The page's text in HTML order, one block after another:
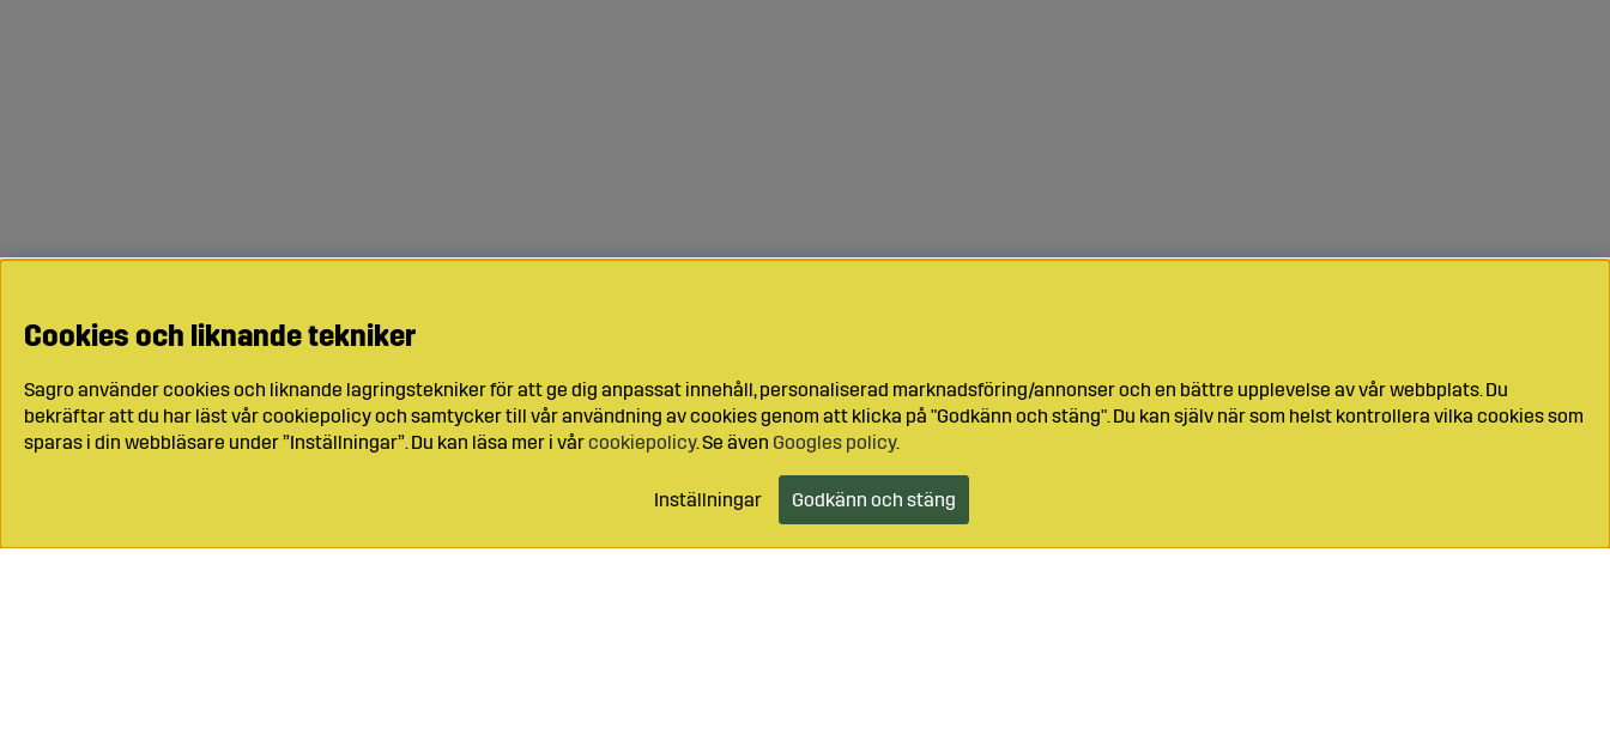
Cookies och liknande tekniker
Sagro använder cookies och liknande lagringstekniker för att ge dig anpassat innehåll, personaliserad marknadsföring/annonser och en bättre upplevelse av vår webbplats. Du
bekräftar att du har läst vår cookiepolicy och samtycker till vår användning av cookies genom att klicka på "Godkänn och stäng". Du kan själv när som helst kontrollera vilka cookies som
sparas i din webbläsare under ”Inställningar”. Du kan läsa mer i vårcookiepolicy. Se även Googles policy.
Inställningar Godkänn och stäng